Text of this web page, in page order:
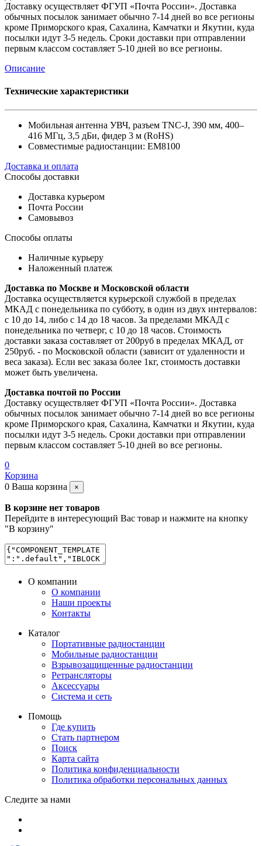
Доставку осуществляет ФГУП «Почта России». Доставка
обычных посылок занимает обычно 7-14 дней во все регионы
кроме Приморского края, Сахалина, Камчатки и Якутии, куда
посылки идут 3-5 недель. Сроки доставки при отправлении
первым классом составляет 5-10 дней во все регионы.
Описание
Технические характеристики
Мобильная антенна УВЧ, разъем TNC-J, 390 мм, 400–
416 МГц, 3,5 дБи, фидер 3 м (RoHS)
Совместимые радиостанции: EM8100
Доставка и оплата
Способы доставки
Доставка курьером
Почта России
Самовывоз
Способы оплаты
Наличные курьеру
Наложенный платеж
Доставка по Москве и Московской области
Доставка осуществляется курьерской службой в пределах
МКАД с понедельника по субботу, в один из двух интервалов:
с 10 до 14, либо с 14 до 18 часов. За пределами МКАД с
понедельника по четверг, с 10 до 18 часов. Стоимость
доставки заказа составляет от 200руб в пределах МКАД, от
250руб. - по Московской области (зависит от удаленности и
веса заказа). Если вес заказа более 1кг, стоимость доставки
может быть увеличена.
Доставка почтой по России
Доставку осуществляет ФГУП «Почта России». Доставка
обычных посылок занимает обычно 7-14 дней во все регионы
кроме Приморского края, Сахалина, Камчатки и Якутии, куда
посылки идут 3-5 недель. Сроки доставки при отправлении
первым классом составляет 5-10 дней во все регионы.
0
Корзина
0 Ваша корзина ×
В корзине нет товаров
Перейдите в интересующий Вас товар и нажмите на кнопку
"В корзину"
О компании
О компании
Наши проекты
Контакты
Каталог
Портативные радиостанции
Мобильные радиостанции
Взрывозащищенные радиостанции
Ретрансляторы
Аксессуары
Система и сеть
Помощь
Где купить
Стать партнером
Поиск
Карта сайта
Политика конфиденциальности
Политика обработки персональных данных
Следите за нами